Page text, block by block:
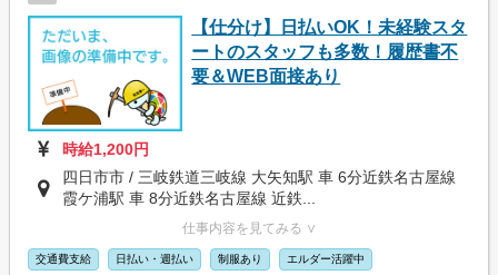
【仕分け】日払いOK！未経験スタ
ートのスタッフも多数！履歴書不
要＆WEB面接あり
時給1,200円
四日市市 / 三岐鉄道三岐線 大矢知駅 車 6分近鉄名古屋線
霞ケ浦駅 車 8分近鉄名古屋線 近鉄...
仕事内容を見てみる ∨
交通費支給 日払い・週払い 制服あり エルダー活躍中